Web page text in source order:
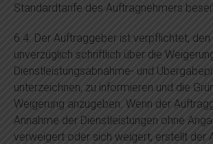
Standardtarife des Auftragnehmers
6.4. Der Auftraggeber ist verpflichtet,
unverzüglich schriftlich über die
Dienstleistungsabnahme- und
unterzeichnen, zu informieren und die
Weigerung anzugeben. Wenn der
Annahme der Dienstleistungen ohne
verweigert oder sich weigert, erstellt der